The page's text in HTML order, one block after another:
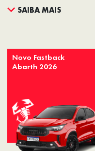
SAIBA MAIS
Novo Fastback
Abarth 2026